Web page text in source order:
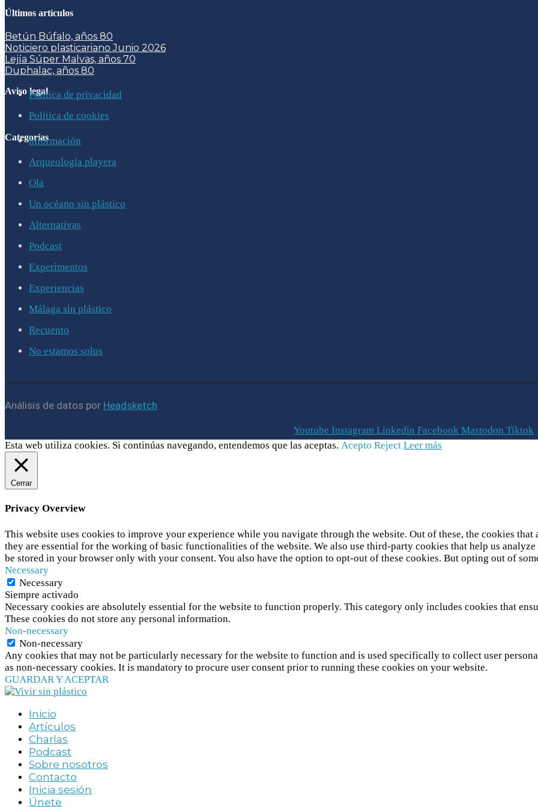
Últimos artículos
Betún Búfalo, años 80
Noticiero plasticariano Junio 2026
Lejía Súper Malvas, años 70
Duphalac, años 80
Aviso legalPolítica de privacidad
Política de cookies
Categoríasinformación
Arqueología playera
Ola
Un océano sin plástico
Alternativas
Podcast
Experimentos
Experiencias
Málaga sin plástico
Recuento
No estamos solos
Análisis de datos por Headsketch
Youtube Instagram Linkedin Facebook Mastodon Tiktok
Esta web utiliza cookies. Si continúas navegando, entendemos que las aceptas. Acepto Reject Leer más
Cerrar
Privacy Overview
This website uses cookies to improve your experience while you navigate through the website. Out of these, the cookies that
they are essential for the working of basic functionalities of the website. We also use third-party cookies that help us
be stored in your browser only with your consent. You also have the option to opt-out of these cookies. But opting out of
Necessary
Necessary
Siempre activado
Necessary cookies are absolutely essential for the website to function properly. This category only includes cookies that
These cookies do not store any personal information.
Non-necessary
Non-necessary
Any cookies that may not be particularly necessary for the website to function and is used specifically to collect user
as non-necessary cookies. It is mandatory to procure user consent prior to running these cookies on your website.
GUARDAR Y ACEPTAR
Inicio
Artículos
Charlas
Podcast
Sobre nosotros
Contacto
Inicia sesión
Únete